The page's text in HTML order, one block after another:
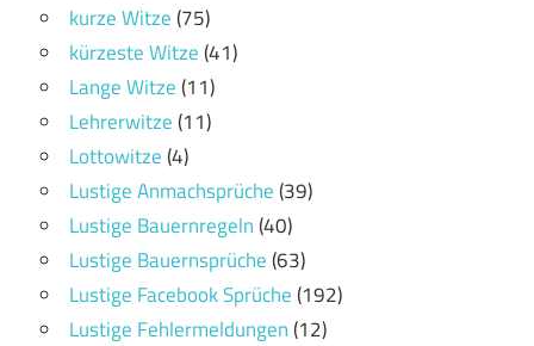
kurze Witze(75)
kürzeste Witze(41)
Lange Witze(11)
Lehrerwitze(11)
Lottowitze(4)
Lustige Anmachsprüche(39)
Lustige Bauernregeln(40)
Lustige Bauernsprüche(63)
Lustige Facebook Sprüche(192)
Lustige Fehlermeldungen(12)